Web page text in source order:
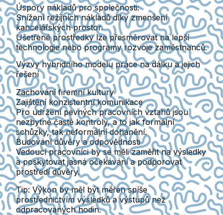
Úspory nákladů pro společnosti:
Snížení režijních nákladů díky zmenšení
kancelářských prostor.
Ušetřené prostředky lze přesměrovat na lepší
technologie nebo programy rozvoje zaměstnanců.
Výzvy hybridního modelu práce na dálku a jejich
řešení
Zachování firemní kultury
Zajištění konzistentní komunikace
Pro udržení pevných pracovních vztahů jsou
nezbytné časté kontroly, a to jak formální
schůzky, tak neformální dohánění.
Budování důvěry a odpovědnosti
Vedoucí pracovníci by se měli zaměřit na výsledky
a poskytovat jasná očekávání a podporovat
prostředí důvěry.
Tip: Výkon by měl být měřen spíše
prostřednictvím výsledků a výstupů než
odpracovaných hodin.